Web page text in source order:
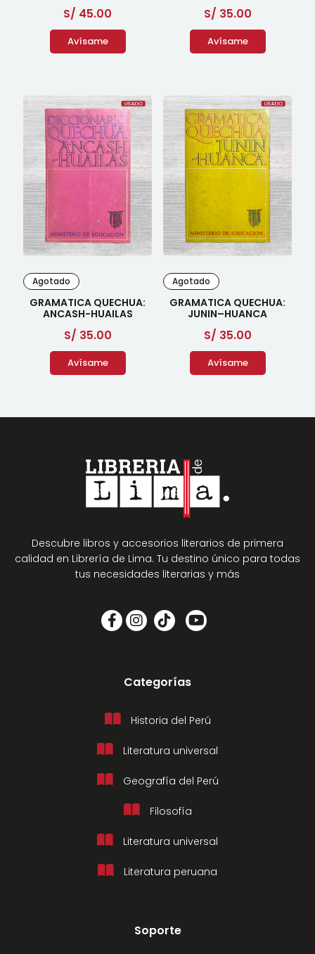
S/ 45.00
Avísame
S/ 35.00
Avísame
Agotado
GRAMATICA QUECHUA:
ANCASH-HUAILAS
S/ 35.00
Avísame
Agotado
GRAMATICA QUECHUA:
JUNIN–HUANCA
S/ 35.00
Avísame
Descubre libros y accesorios literarios de primera
calidad en Librería de Lima. Tu destino único para todas
tus necesidades literarias y más
Categorías
Historia del Perú
Literatura universal
Geografía del Perú
Filosofía
Literatura universal
Literatura peruana
Soporte